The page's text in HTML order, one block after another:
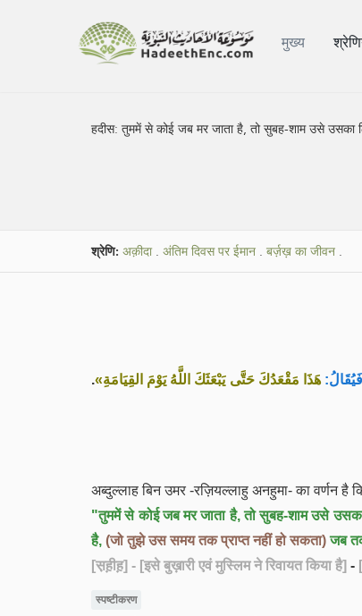
मुख्य
हदीस:तुममें से कोई जब मर जाता है, तो सुबह-शाम उसे उसका
श्रेणि: अक़ीदा. अंतिम दिवस पर ईमान . बर्ज़ख़ का जीवन .
فَيُقَالُ: هَذَا مَقْعَدُكَ حَتَّى يَبْعَثَكَ اللَّهُ يَوْمَ القِيَامَةِ».
अब्दुल्लाह बिन उमर -रज़ियल्लाहु अनहुमा- का वर्णन
"तुममें से कोई जब मर जाता है, तो सुबह-शाम उसे उसका
है, (जो तुझे उस समय तक प्राप्त नहीं हो सकता)जब
[स़ह़ीह़] - [इसे बुख़ारी एवं मुस्लिम ने रिवायत किया है] -
स्पष्टीकरण